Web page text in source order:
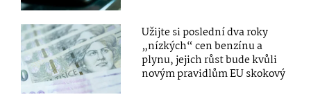
Užijte si poslední dva roky
„nízkých“ cen benzínu a
plynu, jejich růst bude kvůli
novým pravidlům EU skokový